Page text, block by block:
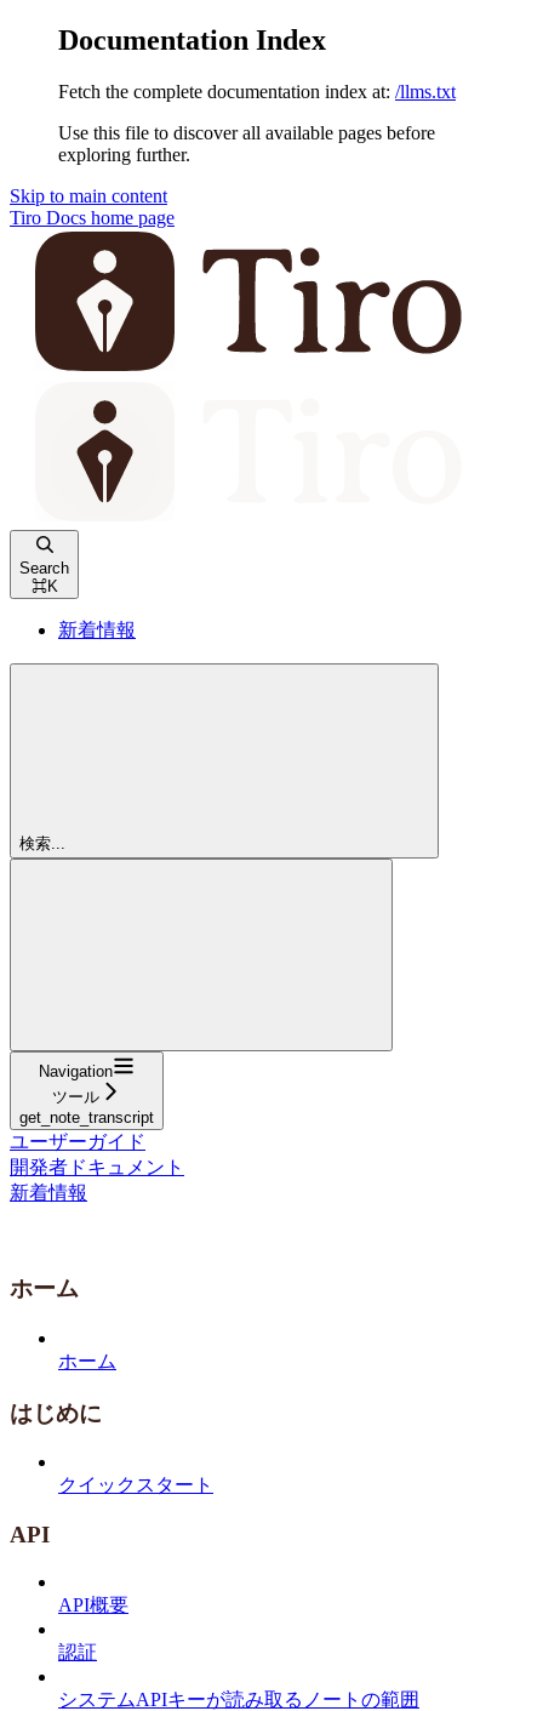
Documentation Index
Fetch the complete documentation index at: /llms.txt
Use this file to discover all available pages before
exploring further.
Skip to main content
Tiro Docs home page
Search
⌘K
新着情報
検索...
Navigation
ツール
get_note_transcript
ユーザーガイド
開発者ドキュメント
新着情報
ホーム
ホーム
はじめに
クイックスタート
API
API概要
認証
システムAPIキーが読み取るノートの範囲